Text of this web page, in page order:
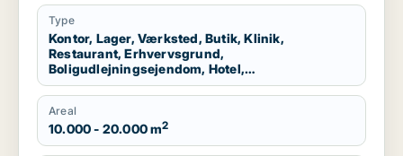
Type
Kontor, Lager, Værksted, Butik, Klinik,
Restaurant, Erhvervsgrund,
Boligudlejningsejendom, Hotel,
Produktionslokaler, Garage
Areal
10.000 - 20.000 m2